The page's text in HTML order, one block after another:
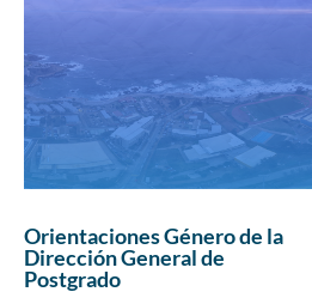
Orientaciones Género de la
Dirección General de
Postgrado